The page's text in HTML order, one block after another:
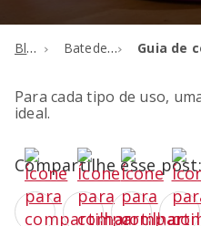
Blog Batedeiras Guia de
Para cada tipo de uso,
ideal.
Compartilhe esse post: